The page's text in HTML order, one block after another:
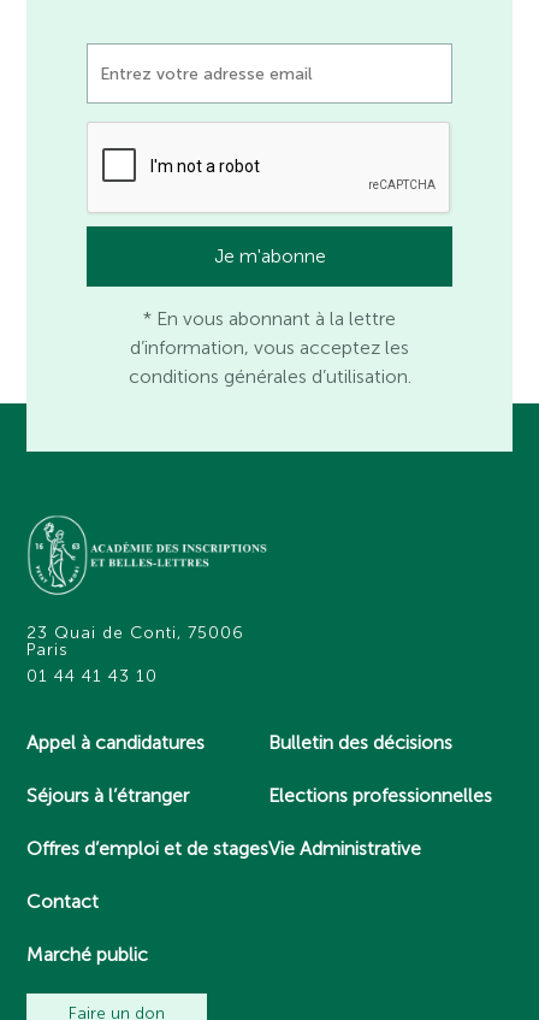
* En vous abonnant à la lettre
d’information, vous acceptez les
conditions générales d’utilisation.
23 Quai de Conti, 75006
Paris
01 44 41 43 10
Appel à candidatures
Séjours à l’étranger
Offres d’emploi et de stages
Contact
Marché public
Bulletin des décisions
Elections professionnelles
Vie Administrative
Faire un don